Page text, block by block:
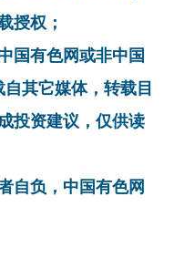
授权；
国有色网或非中国
其它媒体，转载目
投资建议，仅供读
自负，中国有色网